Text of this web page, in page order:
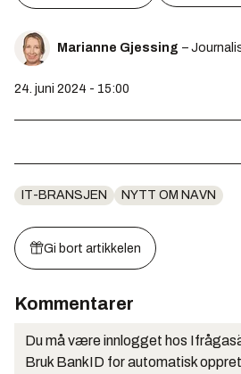
Marianne Gjessing –
24. juni 2024 - 15:00
IT-BRANSJEN NYTT OM NAVN
Gi bort artikkelen
Kommentarer
Du må være innlogget hos
Bruk BankID for automatisk